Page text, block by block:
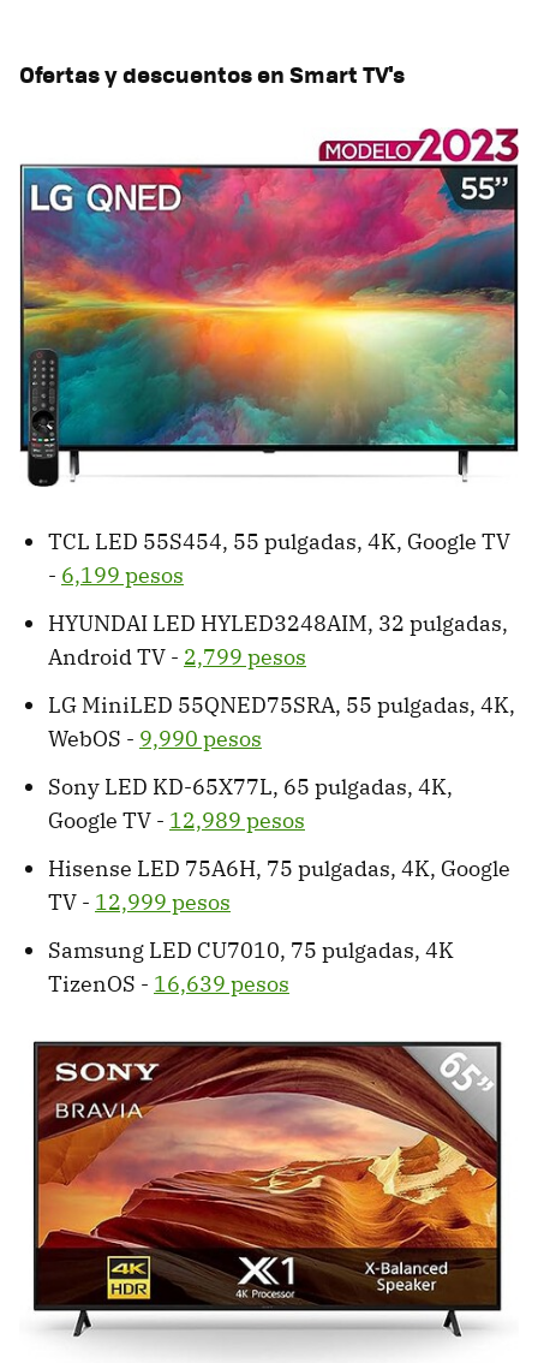
Ofertas y descuentos en Smart TV's
TCL LED 55S454, 55 pulgadas, 4K, Google TV
- 6,199 pesos
HYUNDAI LED HYLED3248AIM, 32 pulgadas,
Android TV - 2,799 pesos
LG MiniLED 55QNED75SRA, 55 pulgadas, 4K,
WebOS - 9,990 pesos
Sony LED KD-65X77L, 65 pulgadas, 4K,
Google TV - 12,989 pesos
Hisense LED 75A6H, 75 pulgadas, 4K, Google
TV - 12,999 pesos
Samsung LED CU7010, 75 pulgadas, 4K
TizenOS - 16,639 pesos